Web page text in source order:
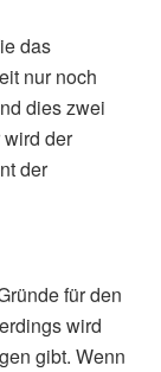
das
nur noch
dies zwei
der
der
für den
wird
gibt. Wenn